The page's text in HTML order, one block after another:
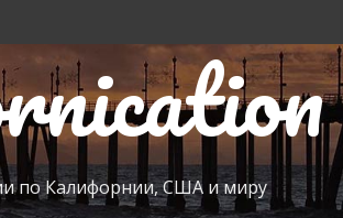
по Калифорнии, США и миру